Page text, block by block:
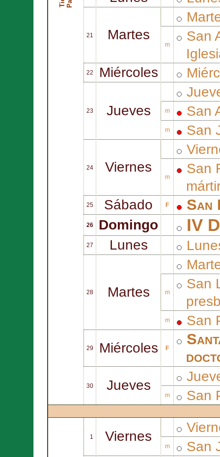
21 Martes
m
San
22 Miércoles
23 Jueves m San
m San
24 Viernes
m
San
25 Sábado F San
26 Domingo IV
27 Lunes
28 Martes m
San
m San
29 Miércoles F
30 Jueves
m San
1 Viernes
m San